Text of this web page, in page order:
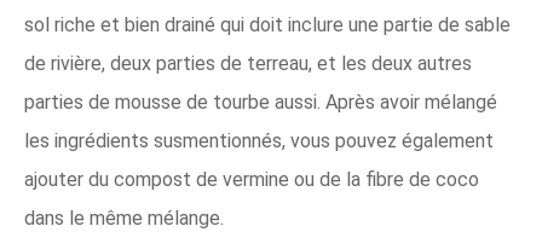
sol riche et bien drainé qui doit inclure une partie de sable
de rivière, deux parties de terreau, et les deux autres
parties de mousse de tourbe aussi. Après avoir mélangé
les ingrédients susmentionnés, vous pouvez également
ajouter du compost de vermine ou de la fibre de coco
dans le même mélange.